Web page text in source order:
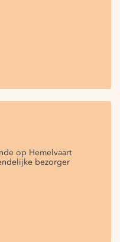
op Hemelvaart
bezorger